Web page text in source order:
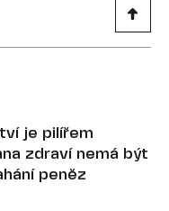
je pilířem
zdraví nemá být
peněz